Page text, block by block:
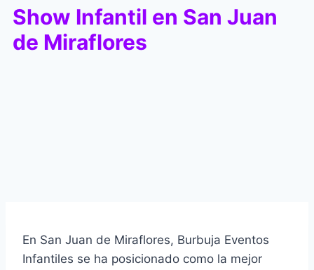
Show Infantil en San Juan
de Miraflores
En San Juan de Miraflores, Burbuja Eventos
Infantiles se ha posicionado como la mejor